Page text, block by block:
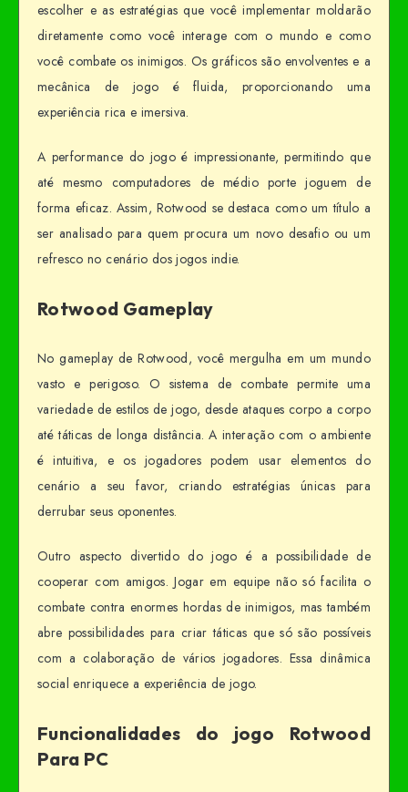
escolher e as estratégias que você implementar moldarão
diretamente como você interage com o mundo e como
você combate os inimigos. Os gráficos são envolventes e a
mecânica de jogo é fluida, proporcionando uma
experiência rica e imersiva.
A performance do jogo é impressionante, permitindo que
até mesmo computadores de médio porte joguem de
forma eficaz. Assim, Rotwood se destaca como um título a
ser analisado para quem procura um novo desafio ou um
refresco no cenário dos jogos indie.
Rotwood Gameplay
No gameplay de Rotwood, você mergulha em um mundo
vasto e perigoso. O sistema de combate permite uma
variedade de estilos de jogo, desde ataques corpo a corpo
até táticas de longa distância. A interação com o ambiente
é intuitiva, e os jogadores podem usar elementos do
cenário a seu favor, criando estratégias únicas para
derrubar seus oponentes.
Outro aspecto divertido do jogo é a possibilidade de
cooperar com amigos. Jogar em equipe não só facilita o
combate contra enormes hordas de inimigos, mas também
abre possibilidades para criar táticas que só são possíveis
com a colaboração de vários jogadores. Essa dinâmica
social enriquece a experiência de jogo.
Funcionalidades do jogo Rotwood
Para PC